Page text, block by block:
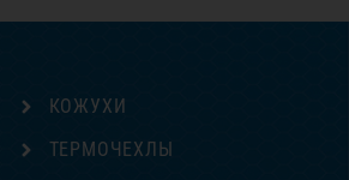
КОЖУХИ
ТЕРМОЧЕХЛЫ